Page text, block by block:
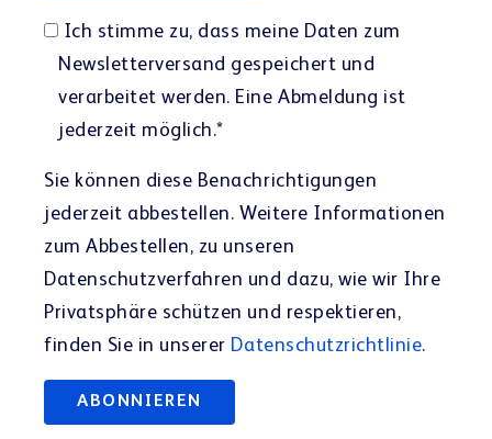
Ich stimme zu, dass meine Daten zum
Newsletterversand gespeichert und
verarbeitet werden. Eine Abmeldung ist
jederzeit möglich.
Sie können diese Benachrichtigungen
jederzeit abbestellen. Weitere Informationen
zum Abbestellen, zu unseren
Datenschutzverfahren und dazu, wie wir Ihre
Privatsphäre schützen und respektieren,
finden Sie in unserer Datenschutzrichtlinie.